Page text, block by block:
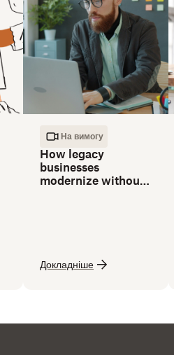
На вимогу
How legacy
businesses
modernize without
Докладніше